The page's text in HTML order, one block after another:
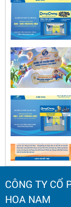
CÔNG TY CỔ
HOA NAM